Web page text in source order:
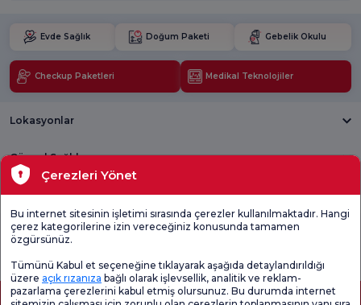
Evde Sağlık Doğum Paketi Gebelik Okulu
Checkup Paketleri Medikal Teknolojiler
Lokasyonlar
Güncel Sağlık
Tıbbi Birimler
Genel
Memnuniyet
Çerezleri Yönet
Bu internet sitesinin işletimi sırasında çerezler kullanılmaktadır. Hangi
çerez kategorilerine izin vereceğiniz konusunda tamamen
özgürsünüz.
Tümünü Kabul et seçeneğine tıklayarak aşağıda detaylandırıldığı
üzere açık rızanıza bağlı olarak işlevsellik, analitik ve reklam-
pazarlama çerezlerini kabul etmiş olursunuz. Bu durumda internet